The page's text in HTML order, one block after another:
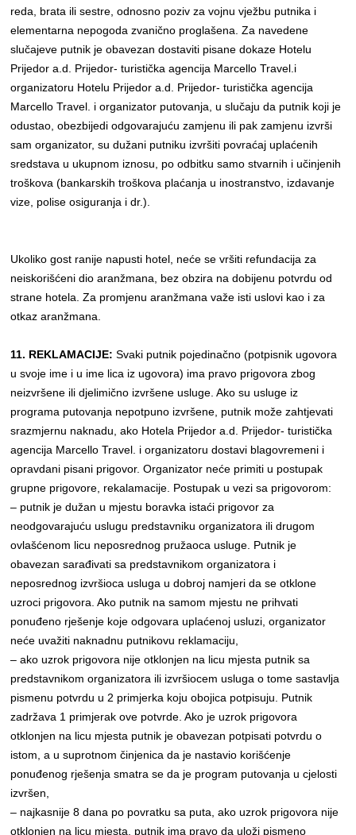
reda, brata ili sestre, odnosno poziv za vojnu vježbu putnika i
elementarna nepogoda zvanično proglašena. Za navedene
slučajeve putnik je obavezan dostaviti pisane dokaze Hotelu
Prijedor a.d. Prijedor- turistička agencija Marcello Travel.i
organizatoru Hotelu Prijedor a.d. Prijedor- turistička agencija
Marcello Travel. i organizator putovanja, u slučaju da putnik koji je
odustao, obezbijedi odgovarajuću zamjenu ili pak zamjenu izvrši
sam organizator, su dužani putniku izvršiti povraćaj uplaćenih
sredstava u ukupnom iznosu, po odbitku samo stvarnih i učinjenih
troškova (bankarskih troškova plaćanja u inostranstvo, izdavanje
vize, polise osiguranja i dr.).
Ukoliko gost ranije napusti hotel, neće se vršiti refundacija za
neiskorišćeni dio aranžmana, bez obzira na dobijenu potvrdu od
strane hotela. Za promjenu aranžmana važe isti uslovi kao i za
otkaz aranžmana.
11. REKLAMACIJE:Svaki putnik pojedinačno (potpisnik ugovora
u svoje ime i u ime lica iz ugovora) ima pravo prigovora zbog
neizvršene ili djelimično izvršene usluge. Ako su usluge iz
programa putovanja nepotpuno izvršene, putnik može zahtjevati
srazmjernu naknadu, ako Hotela Prijedor a.d. Prijedor- turistička
agencija Marcello Travel. i organizatoru dostavi blagovremeni i
opravdani pisani prigovor. Organizator neće primiti u postupak
grupne prigovore, rekalamacije. Postupak u vezi sa prigovorom:
– putnik je dužan u mjestu boravka istaći prigovor za
neodgovarajuću uslugu predstavniku organizatora ili drugom
ovlašćenom licu neposrednog pružaoca usluge. Putnik je
obavezan sarađivati sa predstavnikom organizatora i
neposrednog izvršioca usluga u dobroj namjeri da se otklone
uzroci prigovora. Ako putnik na samom mjestu ne prihvati
ponuđeno rješenje koje odgovara uplaćenoj usluzi, organizator
neće uvažiti naknadnu putnikovu reklamaciju,
– ako uzrok prigovora nije otklonjen na licu mjesta putnik sa
predstavnikom organizatora ili izvršiocem usluga o tome sastavlja
pismenu potvrdu u 2 primjerka koju obojica potpisuju. Putnik
zadržava 1 primjerak ove potvrde. Ako je uzrok prigovora
otklonjen na licu mjesta putnik je obavezan potpisati potvrdu o
istom, a u suprotnom činjenica da je nastavio korišćenje
ponuđenog rješenja smatra se da je program putovanja u cjelosti
izvršen,
– najkasnije 8 dana po povratku sa puta, ako uzrok prigovora nije
otklonjen na licu mjesta, putnik ima pravo da uloži pismeno